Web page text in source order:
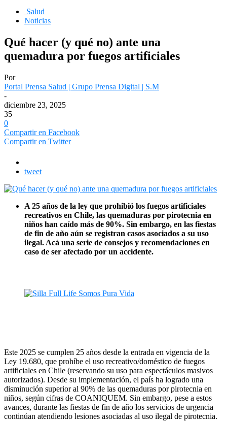
Salud
Noticias
Qué hacer (y qué no) ante una
quemadura por fuegos artificiales
Por
Portal Prensa Salud | Grupo Prensa Digital | S.M
-
diciembre 23, 2025
35
0
Compartir en Facebook
Compartir en Twitter
tweet
A 25 años de la ley que prohibió los fuegos artificiales
recreativos en Chile, las quemaduras por pirotecnia en
niños han caído más de 90%. Sin embargo, en las fiestas
de fin de año aún se registran casos asociados a su uso
ilegal. Acá una serie de consejos y recomendaciones en
caso de ser afectado por un accidente.
Este 2025 se cumplen 25 años desde la entrada en vigencia de la
Ley 19.680, que prohíbe el uso recreativo/doméstico de fuegos
artificiales en Chile (reservando su uso para espectáculos masivos
autorizados). Desde su implementación, el país ha logrado una
disminución superior al 90% de las quemaduras por pirotecnia en
niños, según cifras de COANIQUEM. Sin embargo, pese a estos
avances, durante las fiestas de fin de año los servicios de urgencia
continúan atendiendo lesiones asociadas al uso ilegal de pirotecnia.